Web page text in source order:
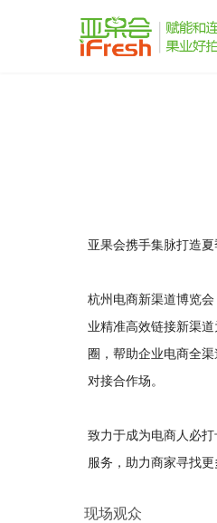
亚果会携手集脉打造夏
杭州电商新渠道博览
业精准高效链接新渠
圈，帮助企业电商全
对接合作场。
致力于成为电商人必
服务，助力商家寻找更
现场观众